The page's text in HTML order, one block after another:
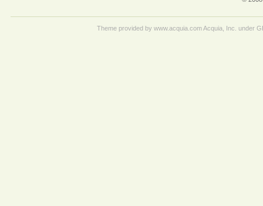
Theme provided by www.acquia.com Acquia, Inc. under